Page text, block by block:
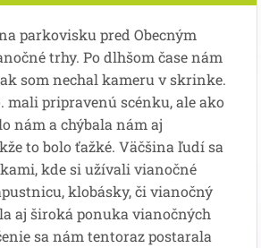
na parkovisku pred Obecným
trhy. Po dlhšom čase nám
som nechal kameru v skrinke.
mali pripravenú scénku, ale ako
nám a chýbala nám aj
to bolo ťažké. Väčšina ľudí sa
kde si užívali vianočné
klobásky, či vianočný
aj široká ponuka vianočných
sa nám tentoraz postarala